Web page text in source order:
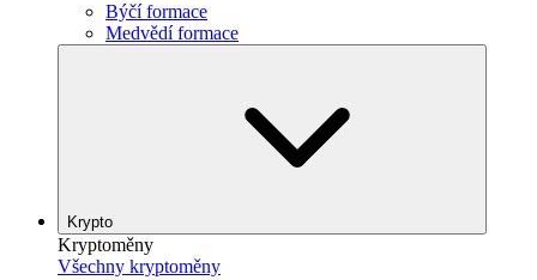
Býčí formace
Medvědí formace
Krypto
Kryptoměny
Všechny kryptoměny